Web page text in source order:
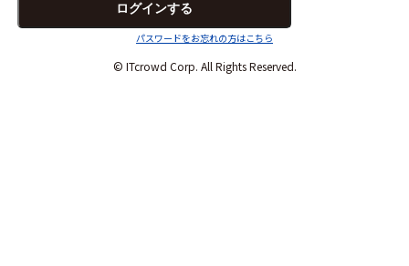
パスワードをお忘れの方はこちら
© ITcrowd Corp. All Rights Reserved.